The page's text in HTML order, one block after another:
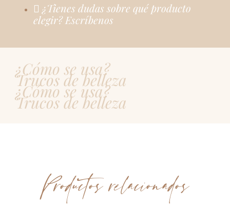
¿Tienes dudas sobre qué producto
elegir? Escríbenos
¿Cómo se usa?
Trucos de belleza
¿Cómo se usa?
Trucos de belleza
Productos relacionados